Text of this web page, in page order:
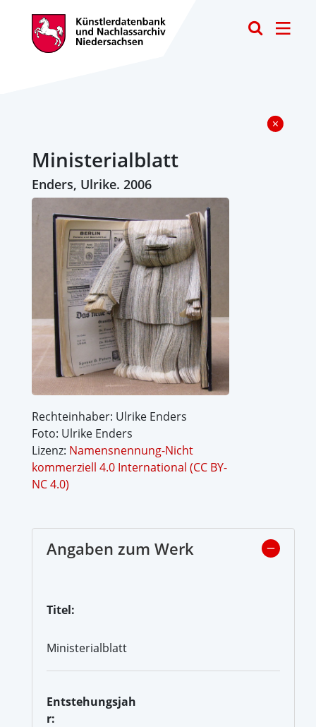
Ministerialblatt
Enders, Ulrike. 2006
Rechteinhaber: Ulrike Enders
Foto: Ulrike Enders
Lizenz: Namensnennung-Nicht
kommerziell 4.0 International (CC BY-
NC 4.0)
Angaben zum Werk
Titel:
Ministerialblatt
Entstehungsjah
r: